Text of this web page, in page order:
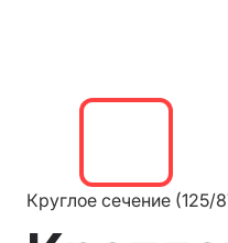
Круглое сечение (125/